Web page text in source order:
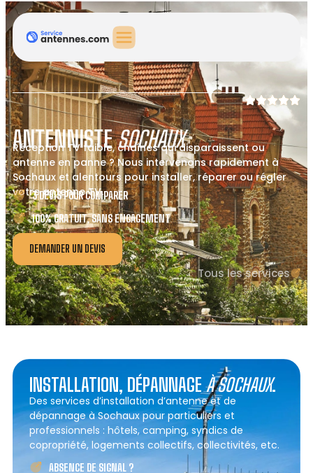
ANTENNISTESOCHAUX
Réception TV faible, chaînes qui disparaissent ou
antenne en panne ? Nous intervenons rapidement à
Sochaux et alentours pour installer, réparer ou régler
votre antenne TV.
3 DEVIS POUR COMPARER
100% GRATUIT, SANS ENGAGEMENT
DEMANDER UN DEVIS
Tous les services
INSTALLATION, DÉPANNAGEÀ SOCHAUX.
Des services d’installation d’antenne et de
dépannage à Sochaux pour particuliers et
professionnels : hôtels, camping, syndics de
copropriété, logements collectifs, collectivités, etc.
ABSENCE DE SIGNAL ?